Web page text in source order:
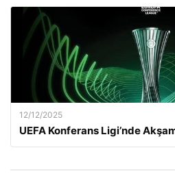
12/12/2025
UEFA Konferans Ligi’nde